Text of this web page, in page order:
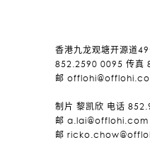
香港九龙观塘开源道
852.2590 0095 传真
邮
制片 黎凯欣 电话
邮 a.lai@offlohi.com
邮